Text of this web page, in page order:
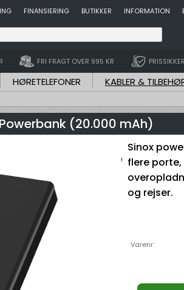
FINANSIERING BUTIKKER INFORMATION
FRI FRAGT OVER 995 KR
HØRETELEFONER KABLER &
Powerbank (20.000 mAh)
Sinox
flere
og rejser.
Varenr: